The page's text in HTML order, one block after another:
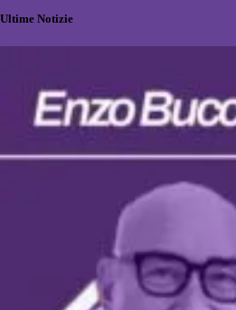
Ultime Notizie